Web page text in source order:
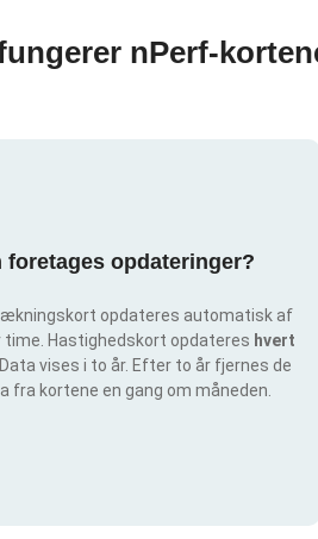
nPerf-
foretages opdateringer?
opdateres automatisk af
time. Hastighedskort opdateres hvert
. Data vises i to år. Efter to år fjernes de
fra kortene en gang om måneden.